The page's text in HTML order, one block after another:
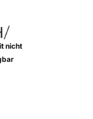
nicht